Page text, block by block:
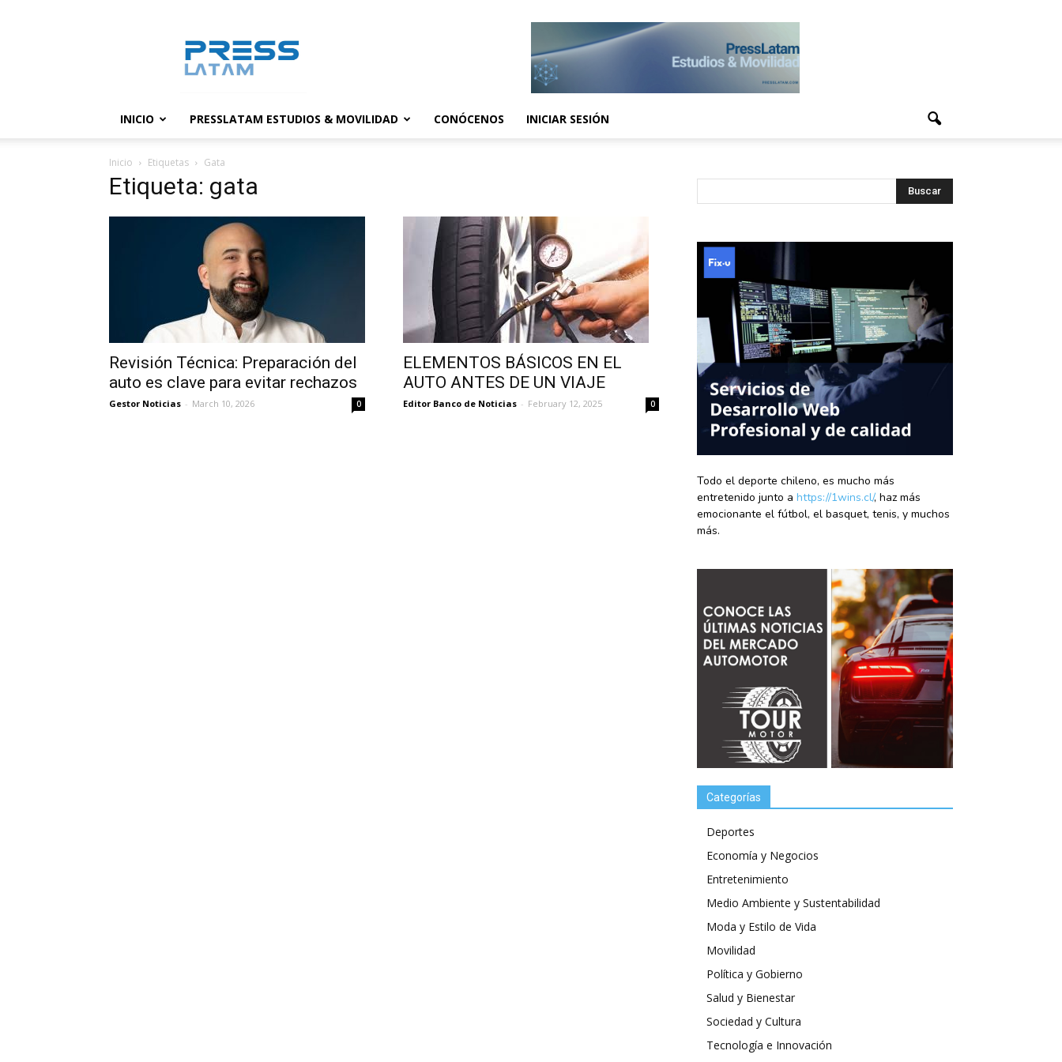
noticias
INICIO PRESSLATAM ESTUDIOS & MOVILIDAD CONÓCENOS INICIAR SESIÓN
Inicio Etiquetas Gata
Etiqueta: gata
Revisión Técnica: Preparación del
auto es clave para evitar rechazos
Gestor Noticias - March 10, 2026 0
ELEMENTOS BÁSICOS EN EL
AUTO ANTES DE UN VIAJE
Editor Banco de Noticias - February 12, 2025 0
Todo el deporte chileno, es mucho más
entretenido junto a https://1wins.cl/, haz más
emocionante el fútbol, el basquet, tenis, y muchos
más.
Categorías
Deportes
Economía y Negocios
Entretenimiento
Medio Ambiente y Sustentabilidad
Moda y Estilo de Vida
Movilidad
Política y Gobierno
Salud y Bienestar
Sociedad y Cultura
Tecnología e Innovación